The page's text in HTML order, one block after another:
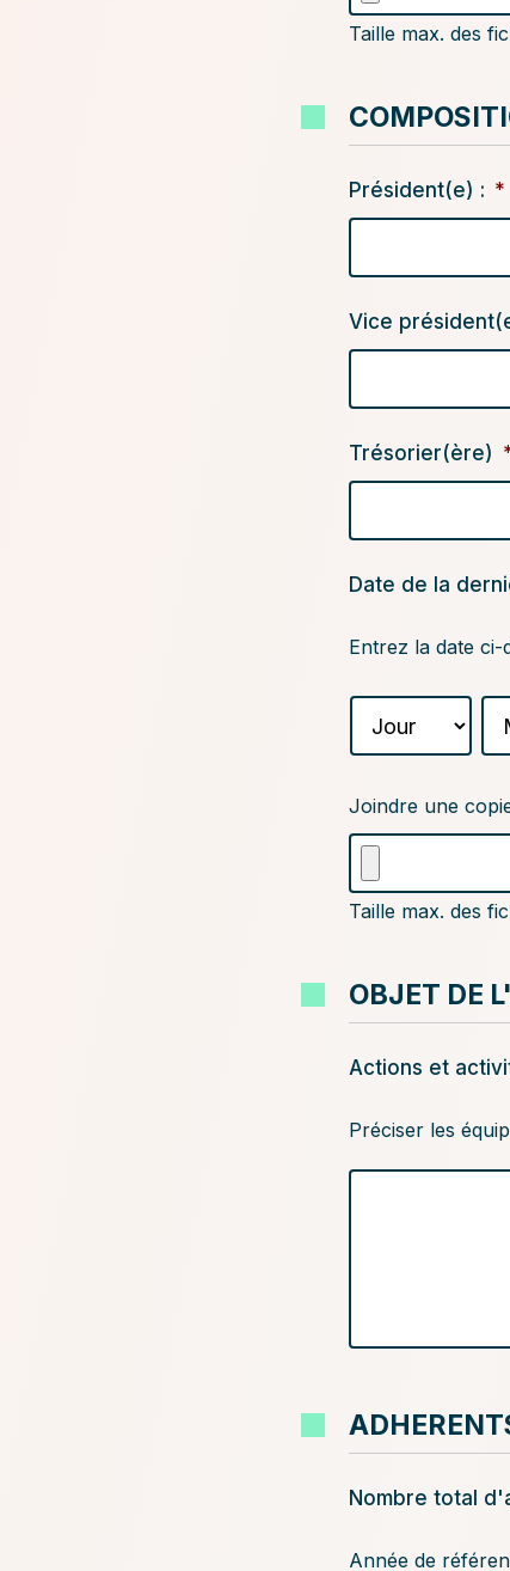
l'insertion
Taille max. des
Président(e) : *
Vice
Trésorier(ère)
Date de la
Entrez la date ci-
Jour
Joindre
une
du
compte-
de
la
assemblée
Joindre une
Taille max. des
OBJET DE
Actions et
Préciser les
Nombre total
Année de